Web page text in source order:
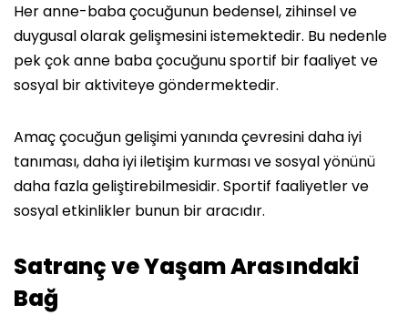
Her anne-baba çocuğunun bedensel, zihinsel ve
duygusal olarak gelişmesini istemektedir. Bu nedenle
pek çok anne baba çocuğunu sportif bir faaliyet ve
sosyal bir aktiviteye göndermektedir.
Amaç çocuğun gelişimi yanında çevresini daha iyi
tanıması, daha iyi iletişim kurması ve sosyal yönünü
daha fazla geliştirebilmesidir. Sportif faaliyetler ve
sosyal etkinlikler bunun bir aracıdır.
Satranç ve Yaşam Arasındaki
Bağ